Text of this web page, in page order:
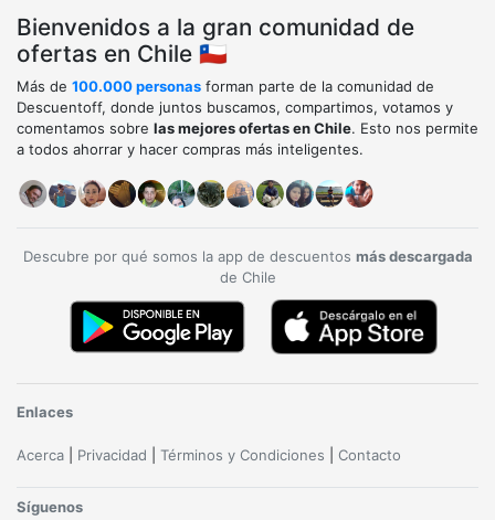
Bienvenidos a la gran comunidad de
ofertas en Chile 🇨🇱
Más de 100.000 personas forman parte de la comunidad de
Descuentoff, donde juntos buscamos, compartimos, votamos y
comentamos sobre las mejores ofertas en Chile. Esto nos permite
a todos ahorrar y hacer compras más inteligentes.
Descubre por qué somos la app de descuentos más descargada
de Chile
Enlaces
Acerca Privacidad Términos y Condiciones Contacto
Síguenos